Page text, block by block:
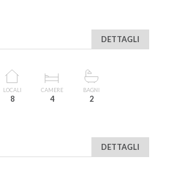
DETTAGLI
LOCALI
8
CAMERE
4
BAGNI
2
DETTAGLI